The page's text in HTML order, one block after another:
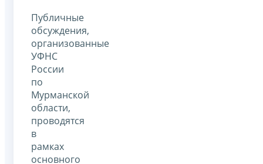
Публичные
обсуждения,
организованные
УФНС
России
по
Мурманской
области,
проводятся
в
рамках
основного